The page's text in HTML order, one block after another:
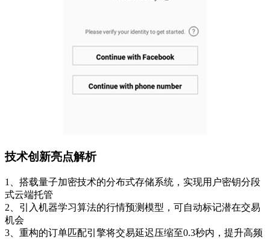
技术创新亮点解析
1、搭载量子加密技术的分布式存储系统，实现用户密钥分段
式云端托管
2、引入机器学习算法的行情预测模型，可自动标记潜在交易
机会
3、重构的订单匹配引擎将交易延迟压缩至0.3秒内，提升高频